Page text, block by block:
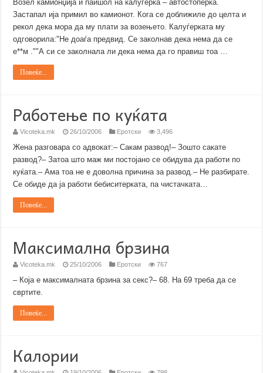
Возел камионџија и паишол на калуѓерка – автостоперка.
Застапал ија примил во камионот. Кога се доближиле до целта и
рекол дека мора да му плати за возењето. Калуѓерката му
одговорила:"Не доаѓа предвид. Се заколнав дека нема да се
е**м .""А си се заколнала ли дека нема да го правиш тоа …
Повеќе...
Работење по куќата
Vicoteka.mk 26/10/2006 Еротски 3,496
Жена разговара со адвокат:– Сакам развод!– Зошто сакате
развод?– Затоа што маж ми постојано се обидува да работи по
куќата.– Ама тоа не е доволна причина за развод.– Не разбирате.
Се обиде да ја работи бебиситерката, па чистачката…
Повеќе...
Максимална брзина
Vicoteka.mk 25/10/2006 Еротски 767
– Која е максималната брзина за секс?– 68. На 69 треба да се
свртите.
Повеќе...
Калории